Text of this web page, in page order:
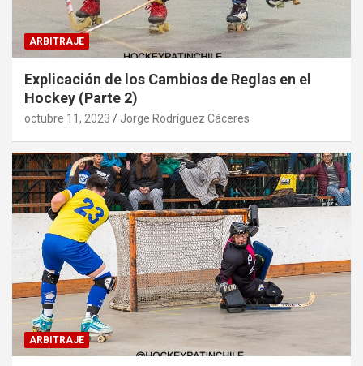
ARBITRAJE
Explicación de los Cambios de Reglas en el
Hockey (Parte 2)
octubre 11, 2023 Jorge Rodríguez Cáceres
ARBITRAJE